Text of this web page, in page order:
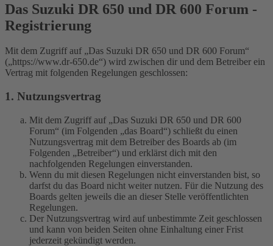
Das Suzuki DR 650 und DR 600 Forum -
Registrierung
Mit dem Zugriff auf „Das Suzuki DR 650 und DR 600 Forum“
(„https://www.dr-650.de“) wird zwischen dir und dem Betreiber ein
Vertrag mit folgenden Regelungen geschlossen:
1. Nutzungsvertrag
Mit dem Zugriff auf „Das Suzuki DR 650 und DR 600
Forum“ (im Folgenden „das Board“) schließt du einen
Nutzungsvertrag mit dem Betreiber des Boards ab (im
Folgenden „Betreiber“) und erklärst dich mit den
nachfolgenden Regelungen einverstanden.
Wenn du mit diesen Regelungen nicht einverstanden bist, so
darfst du das Board nicht weiter nutzen. Für die Nutzung des
Boards gelten jeweils die an dieser Stelle veröffentlichten
Regelungen.
Der Nutzungsvertrag wird auf unbestimmte Zeit geschlossen
und kann von beiden Seiten ohne Einhaltung einer Frist
jederzeit gekündigt werden.